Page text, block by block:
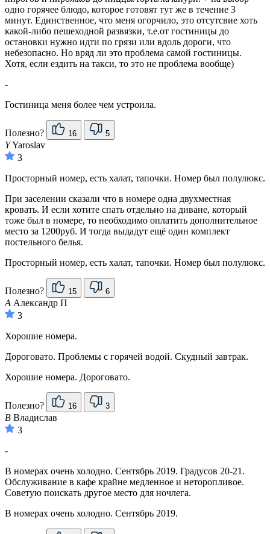
одно горячее блюдо, которое готовят тут же в течение 3
минут. Единственное, что меня огорчило, это отсутсвие хоть
какой-либо пешеходной развязки, т.е.от гостиницы до
остановки нужно идти по грязи или вдоль дороги, что
небезопасно. Но вряд ли это проблема самой гостиницы.
Хотя, если ездить на такси, то это не проблема вообще)
-
Гостиница меня более чем устроила.
Полезно? 16 5
YYaroslav
3
Просторный номер, есть халат, тапочки. Номер был полулюкс.
При заселении сказали что в номере одна двухместная
кровать. И если хотите спать отдельно на диване, который
тоже был в номере, то необходимо оплатить дополнительное
место за 1200руб. И тогда выдадут ещё один комплект
постельного белья.
Просторный номер, есть халат, тапочки. Номер был полулюкс.
Полезно? 15 6
А Александр П
3
Хорошие номера.
Дороговато. Проблемы с горячей водой. Скудный завтрак.
Хорошие номера. Дороговато.
Полезно? 16 3
В Владислав
3
-
В номерах очень холодно. Сентябрь 2019. Градусов 20-21.
Обслуживание в кафе крайне медленное и неторопливое.
Советую поискать другое место для ночлега.
В номерах очень холодно. Сентябрь 2019.